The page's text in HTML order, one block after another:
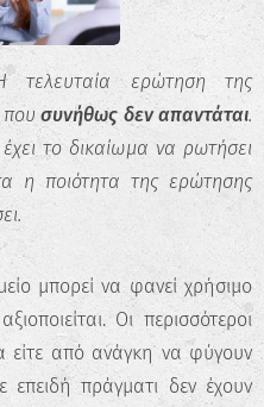
τελευταία ερώτηση της
πουσυνήθως δεν απαντάται.
το δικαίωμα να ρωτήσει
η ποιότητα της ερώτησης
μπορεί να φανεί χρήσιμο
Οι περισσότεροι
είτε από ανάγκη να φύγουν
επειδή πράγματι δεν έχουν